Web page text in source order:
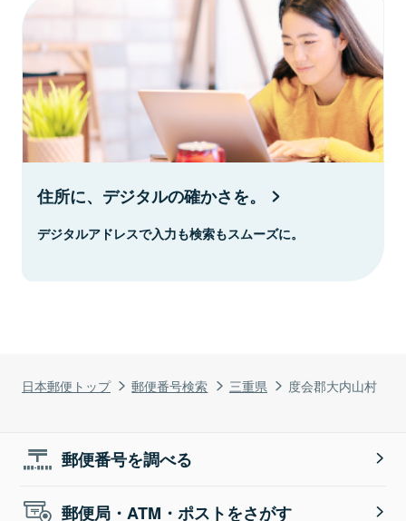
日本郵便トップ 郵便番号検索 三重県 度会郡大内山村
住所に、デジタルの確かさを。
デジタルアドレスで入力も検索もスムーズに。
郵便番号を調べる
郵便局・ATM・ポストをさがす